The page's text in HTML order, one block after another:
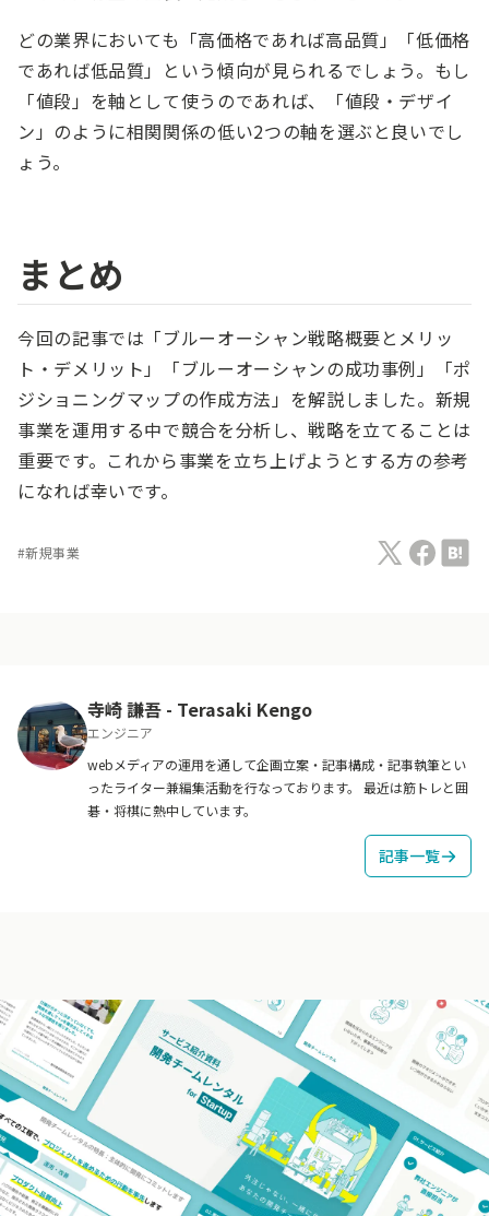
どの業界においても「高価格であれば高品質」「低価格
であれば低品質」という傾向が見られるでしょう。もし
「値段」を軸として使うのであれば、「値段・デザイ
ン」のように相関関係の低い2つの軸を選ぶと良いでし
ょう。
まとめ
今回の記事では「ブルーオーシャン戦略概要とメリッ
ト・デメリット」「ブルーオーシャンの成功事例」「ポ
ジショニングマップの作成方法」を解説しました。新規
事業を運用する中で競合を分析し、戦略を立てることは
重要です。これから事業を立ち上げようとする方の参考
になれば幸いです。
#新規事業
寺崎 謙吾 - Terasaki Kengo
エンジニア
webメディアの運用を通して企画立案・記事構成・記事執筆とい
ったライター兼編集活動を行なっております。 最近は筋トレと囲
碁・将棋に熱中しています。
記事一覧